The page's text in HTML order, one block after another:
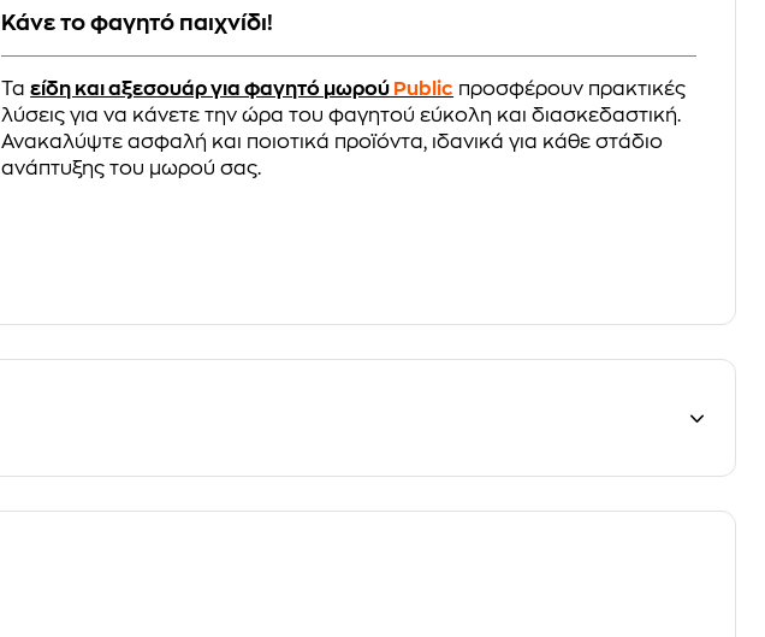
Κάνε το φαγητό παιχνίδι!
Ταείδη και αξεσουάρ για φαγητό μωρού Public προσφέρουν πρακτικές
λύσεις για να κάνετε την ώρα του φαγητού εύκολη και διασκεδαστική.
Ανακαλύψτε ασφαλή και ποιοτικά προϊόντα, ιδανικά για κάθε στάδιο
ανάπτυξης του μωρού σας.